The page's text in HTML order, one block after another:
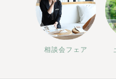
相談会フェア